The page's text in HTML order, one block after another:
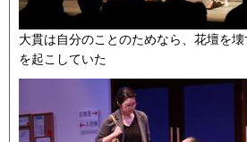
大貫は自分のことのためなら、花壇を
を起こしていた